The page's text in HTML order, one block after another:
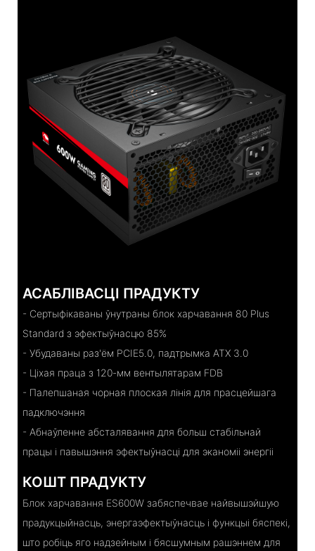
АСАБЛІВАСЦІ ПРАДУКТУ
- Сертыфікаваны ўнутраны блок харчавання 80 Plus
Standard з эфектыўнасцю 85%
- Убудаваны раз'ём PCIE5.0, падтрымка ATX 3.0
- Ціхая праца з 120-мм вентылятарам FDB
- Палепшаная чорная плоская лінія для прасцейшага
падключэння
- Абнаўленне абсталявання для больш стабільнай
працы і павышэння эфектыўнасці для эканоміі энергіі
КОШТ ПРАДУКТУ
Блок харчавання ES600W забяспечвае найвышэйшую
прадукцыйнасць, энергаэфектыўнасць і функцыі бяспекі,
што робіць яго надзейным і бясшумным рашэннем для